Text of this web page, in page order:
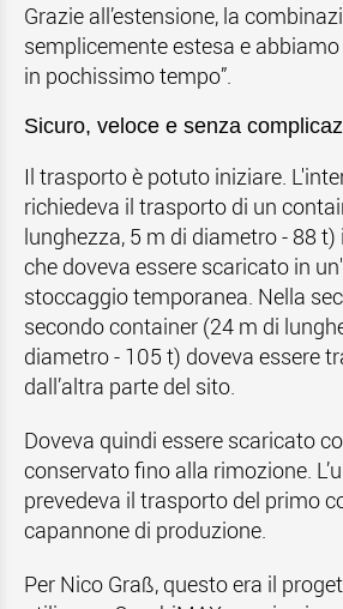
Grazie all’estensione, la
semplicemente estesa e
in pochissimo tempo”.
Sicuro, veloce e senza
Il trasporto è potuto iniziare.
richiedeva il trasporto di un
lunghezza, 5 m di diametro - 88
che doveva essere scaricato in
stoccaggio temporanea. Nella
secondo container (24 m di
diametro - 105 t) doveva essere
dall’altra parte del sito.
Doveva quindi essere scaricato
conservato fino alla rimozione.
prevedeva il trasporto del primo
capannone di produzione.
Per Nico Graß, questo era il